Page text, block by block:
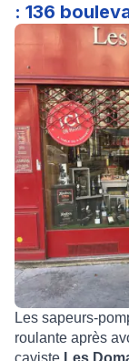
: 136
Les sapeurs-
roulante après
caviste Les